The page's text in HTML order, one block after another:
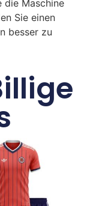
die Maschine
Sie einen
besser zu